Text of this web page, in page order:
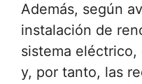
Además, según
instalación de
sistema
y, por tanto, las